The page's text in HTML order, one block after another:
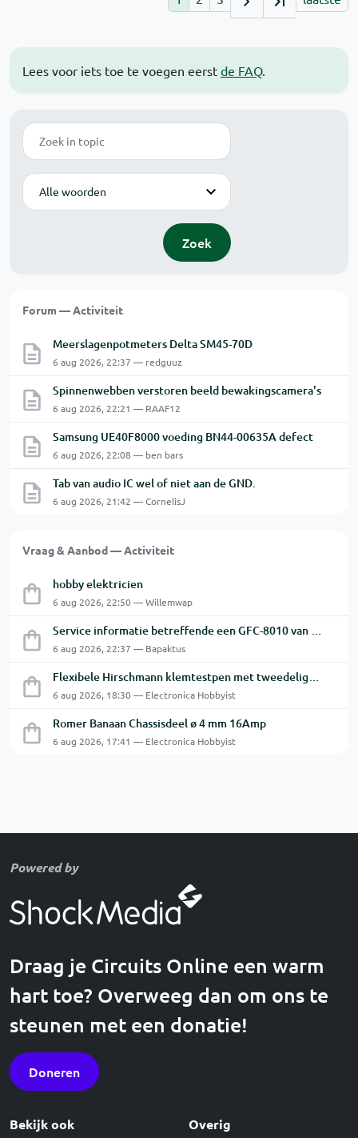
Lees voor iets toe te voegen eerst de FAQ.
Zoek
Modus
Zoek
Forum — Activiteit
Meerslagenpotmeters Delta SM45-70D
6 aug 2026, 22:37 — redguuz
Spinnenwebben verstoren beeld bewakingscamera's
6 aug 2026, 22:21 — RAAF12
Samsung UE40F8000 voeding BN44-00635A defect
6 aug 2026, 22:08 — ben bars
Tab van audio IC wel of niet aan de GND.
6 aug 2026, 21:42 — CornelisJ
Vraag & Aanbod — Activiteit
hobby elektricien
6 aug 2026, 22:50 — Willemwap
Service informatie betreffende een GFC-8010 van GW
6 aug 2026, 22:37 — Bapaktus
Flexibele Hirschmann klemtestpen met tweedelige klem.
6 aug 2026, 18:30 — Electronica Hobbyist
Romer Banaan Chassisdeel ø 4 mm 16Amp
6 aug 2026, 17:41 — Electronica Hobbyist
Powered by
Draag je Circuits Online een warm
hart toe? Overweeg dan om ons te
steunen met een donatie!
Doneren
Bekijk ook Overig